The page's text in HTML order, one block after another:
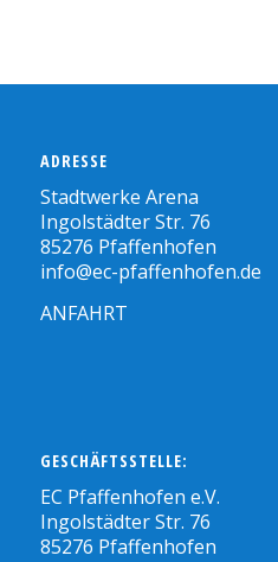
ADRESSE
Stadtwerke Arena
Ingolstädter Str. 76
85276 Pfaffenhofen
info@ec-pfaffenhofen.de
ANFAHRT
GESCHÄFTSSTELLE:
EC Pfaffenhofen e.V.
Ingolstädter Str. 76
85276 Pfaffenhofen